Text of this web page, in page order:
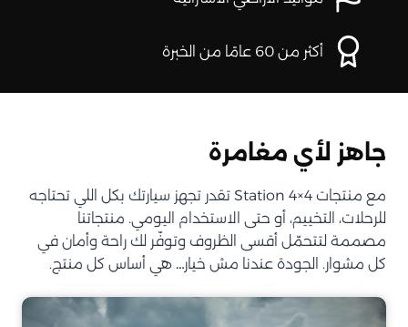
أكثر من 60 عامًا من الخبرة
جاهز لأي مغامرة
مع منتجات Station 4×4 تقدر تجهز سيارتك بكل اللي تحتاجه
للرحلات، التخييم، أو حتى الاستخدام اليومي. منتجاتنا
مصممة لتتحمّل أقسى الظروف وتوفّر لك راحة وأمان في
كل مشوار. الجودة عندنا مش خيار… هي أساس كل منتج.